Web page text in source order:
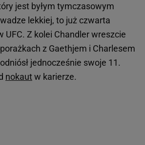
jest byłym tymczasowym
lekkiej, to już czwarta
UFC. Z kolei Chandler wreszcie
porażkach z Gaethjem i Charlesem
jednocześnie swoje 11.
nokautw karierze.